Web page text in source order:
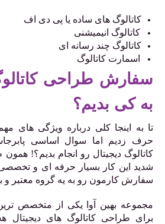
کاتالوگ های ساده یا پی دی اف
کاتالوگ انیمیشنی
کاتالوگ چند رسانه ای
اسمارت کاتالوگ
سفارش طراحی
به کی بدیم؟
تا به اینجا کلی درباره ویژگی های
حرف زدیم اما سوال اساسی
کاتالوگ دیجیتال رو انجام بدیم؟!
شدید این کار بسیار حرفه ای و
سفارش کارمون رو به یه گروه معتبر و
مجموعه بهین آوا یکی از متخصص
برای طراحی کاتالوگ های دیجیتال